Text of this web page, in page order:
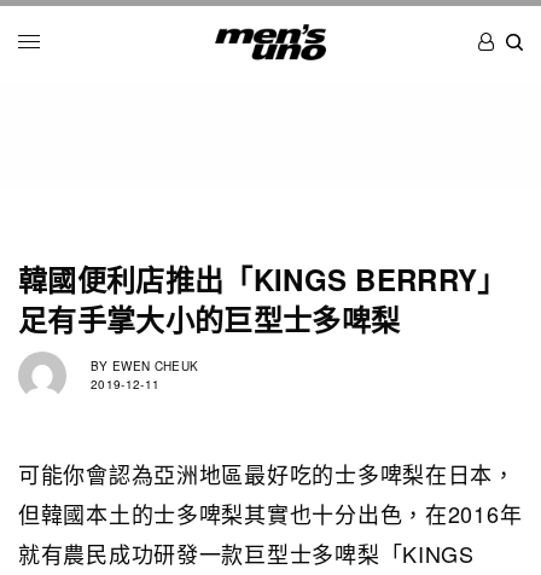
韓國便利店推出「KINGS BERRRY」
足有手掌大小的巨型士多啤梨
BY EWEN CHEUK
2019-12-11
可能你會認為亞洲地區最好吃的士多啤梨在日本，
但韓國本土的士多啤梨其實也十分出色，在2016年
就有農民成功研發一款巨型士多啤梨「KINGS